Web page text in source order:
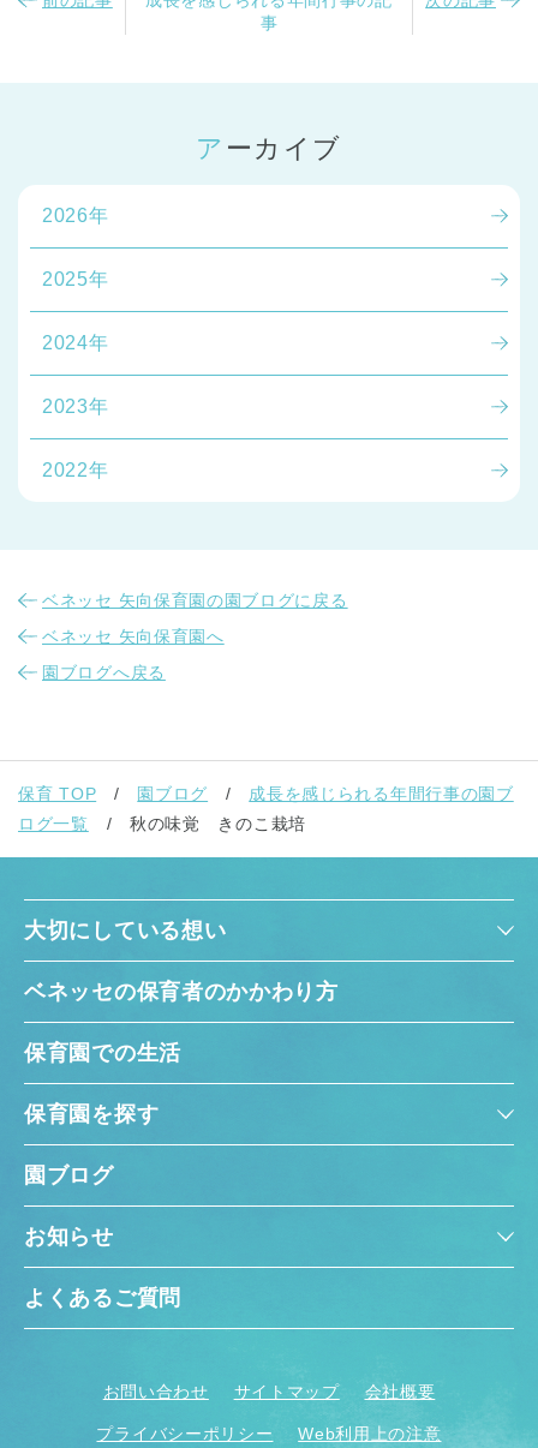
事
アーカイブ
2026年
2025年
2024年
2023年
2022年
ベネッセ 矢向保育園の園ブログに戻る
ベネッセ 矢向保育園へ
園ブログへ戻る
保育 TOP 園ブログ
成長を感じられる年間行事の園ブ
ログ一覧
秋の味覚 きのこ栽培
大切にしている想い
ベネッセの保育者のかかわり方
保育園での生活
保育園を探す
園ブログ
お知らせ
よくあるご質問
お問い合わせ サイトマップ 会社概要
プライバシーポリシー Web利用上の注意